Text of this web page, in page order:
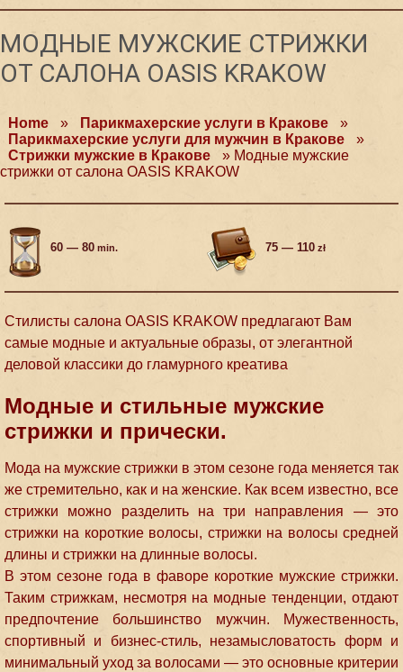
МОДНЫЕ МУЖСКИЕ СТРИЖКИ
ОТ САЛОНА OASIS KRAKOW
Home » Парикмахерские услуги в Кракове
»
Парикмахерские услуги для мужчин в Кракове
»
Стрижки мужские в Кракове
» Модные мужские
стрижки от салона OASIS KRAKOW
60 — 80 min. 75 — 110 zł
Стилисты салона OASIS KRAKOW предлагают Вам
самые модные и актуальные образы, от элегантной
деловой классики до гламурного креатива
Модные и стильные мужские
стрижки и прически.
Мода на мужские стрижки в этом сезоне года меняется так
же стремительно, как и на женские. Как всем известно, все
стрижки можно разделить на три направления — это
стрижки на короткие волосы, стрижки на волосы средней
длины и стрижки на длинные волосы.
В этом сезоне года в фаворе короткие мужские стрижки.
Таким стрижкам, несмотря на модные тенденции, отдают
предпочтение большинство мужчин. Мужественность,
спортивный и бизнес-стиль, незамысловатость форм и
минимальный уход за волосами — это основные критерии